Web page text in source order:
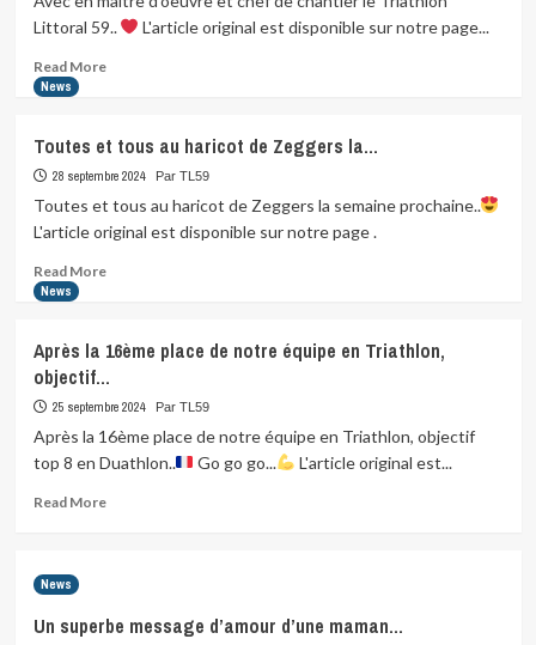
14ème…
Littoral 59..
L'article original est disponible sur notre page...
Read MoreRead
en
maître
d’oeuvre
chef…
News
Toutes et tous au haricot de Zeggers la…
28 septembre 2024 Par TL59
Toutes et tous au haricot de Zeggers la semaine prochaine..
L'article original est disponible sur notre page .
Read MoreRead
et
tous
au
de
Zeggers
News
Après la 16ème place de notre équipe en Triathlon,
objectif…
25 septembre 2024 Par TL59
Après la 16ème place de notre équipe en Triathlon, objectif
top 8 en Duathlon..
Go go go... L'article original est...
Read MoreRead
place
News
Un superbe message d’amour d’une maman…